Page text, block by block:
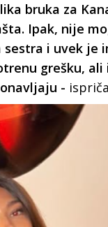
bruka za
Ipak, nije
i uvek je
grešku, ali
-